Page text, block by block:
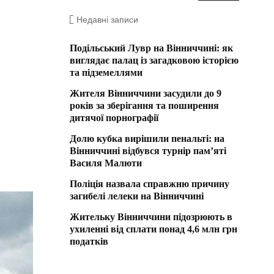
Недавні записи
Подільський Лувр на Вінниччині: як
виглядає палац із загадковою історією
та підземеллями
Жителя Вінниччини засудили до 9
років за зберігання та поширення
дитячої порнографії
Долю кубка вирішили пенальті: на
Вінниччині відбувся турнір пам’яті
Василя Малюти
Поліція назвала справжню причину
загибелі лелеки на Вінниччині
Жительку Вінниччини підозрюють в
ухиленні від сплати понад 4,6 млн грн
податків